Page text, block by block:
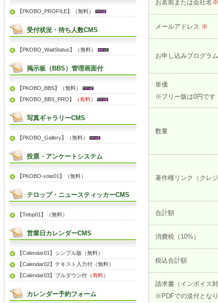
お名前または会社名 ※
メールアドレス ※
お申し込みプログラ
単価
※フリー版は0円です
数量
著作権リンク（クレ
合計額
消費税（10%）
税込合計額
請求書（インボイス
※PDFでの送付とな
【PKOBO_PROFILE】（無料）
受付状況・待ち人数CMS
【PKOBO_WaitStatus】（無料）
掲示板（BBS）管理画面付
【PKOBO_BBS】（無料）
【PKOBO_BBS_PRO】
（有料）
写真ギャラリーCMS
【PKOBO_Gallery】（無料）
投票・アンケートシステム
【PKOBO-vote01】（無料）
テロップ・ニュースティッカーCMS
【Telop01】（無料）
営業日カレンダーCMS
【Calendar01】シンプル版（無料）
【Calendar02】テキスト入力付（無料）
【Calendar03】プルダウン付 （有料）
カレンダー予約フォーム